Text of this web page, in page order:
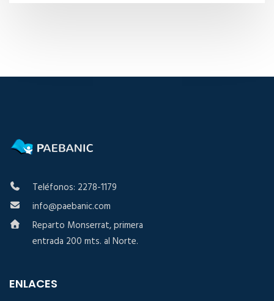
Teléfonos: 2278-1179
info@paebanic.com
Reparto Monserrat, primera
entrada 200 mts. al Norte.
ENLACES